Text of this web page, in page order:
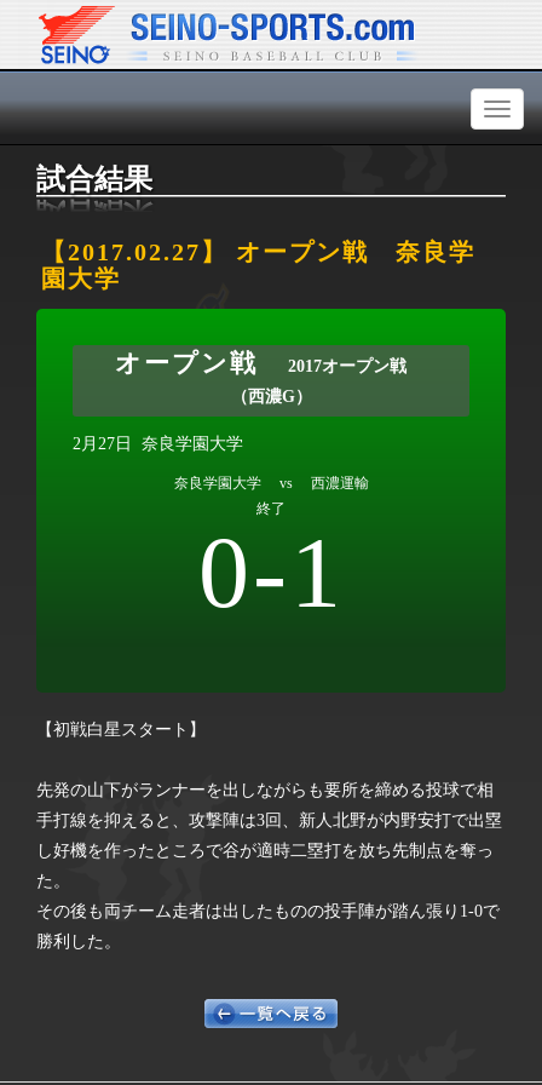
Toggle
試合結果
【2017.02.27】 オープン戦 奈良学
園大学
オープン戦
2017オープン戦
（西濃G）
2月27日 奈良学園大学
奈良学園大学 vs 西濃運輸
終了
0-1
【初戦白星スタート】
先発の山下がランナーを出しながらも要所を締める投球で相
手打線を抑えると、攻撃陣は3回、新人北野が内野安打で出塁
し好機を作ったところで谷が適時二塁打を放ち先制点を奪っ
た。
その後も両チーム走者は出したものの投手陣が踏ん張り1-0で
勝利した。